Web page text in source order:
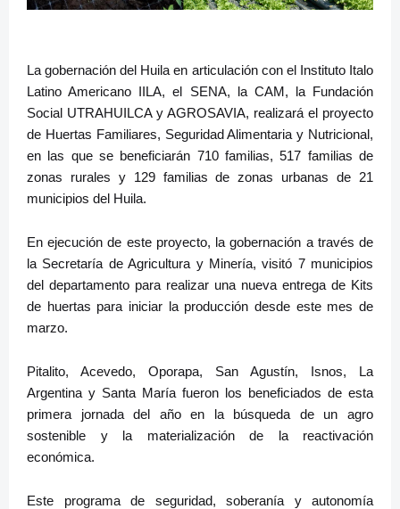
La gobernación del Huila en articulación con el Instituto Italo
Latino Americano IILA, el SENA, la CAM, la Fundación
Social UTRAHUILCA y AGROSAVIA, realizará el proyecto
de Huertas Familiares, Seguridad Alimentaria y Nutricional,
en las que se beneficiarán 710 familias, 517 familias de
zonas rurales y 129 familias de zonas urbanas de 21
municipios del Huila.
En ejecución de este proyecto, la gobernación a través de
la Secretaría de Agricultura y Minería, visitó 7 municipios
del departamento para realizar una nueva entrega de Kits
de huertas para iniciar la producción desde este mes de
marzo.
Pitalito, Acevedo, Oporapa, San Agustín, Isnos, La
Argentina y Santa María fueron los beneficiados de esta
primera jornada del año en la búsqueda de un agro
sostenible y la materialización de la reactivación
económica.
Este programa de seguridad, soberanía y autonomía